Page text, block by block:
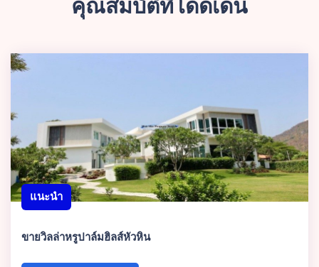
แนะนำ
ขายวิลล่าหรูปาล์มฮิลส์หัวหิน